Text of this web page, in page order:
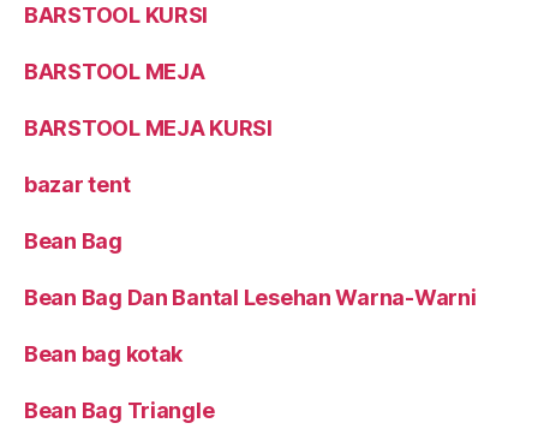
BARSTOOL KURSI
BARSTOOL MEJA
BARSTOOL MEJA KURSI
bazar tent
Bean Bag
Bean Bag Dan Bantal Lesehan Warna-Warni
Bean bag kotak
Bean Bag Triangle